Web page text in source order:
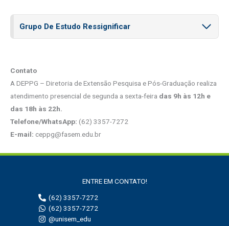
Grupo De Estudo Ressignificar
Contato
A DEPPG – Diretoria de Extensão Pesquisa e Pós-Graduação realiza
atendimento presencial de segunda a sexta-feira das 9h às 12h e
das 18h às 22h.
Telefone/WhatsApp: (62) 3357-7272
E-mail: ceppg@fasem.edu.br
ENTRE EM CONTATO!
(62) 3357-7272
(62) 3357-7272
@unisem_edu